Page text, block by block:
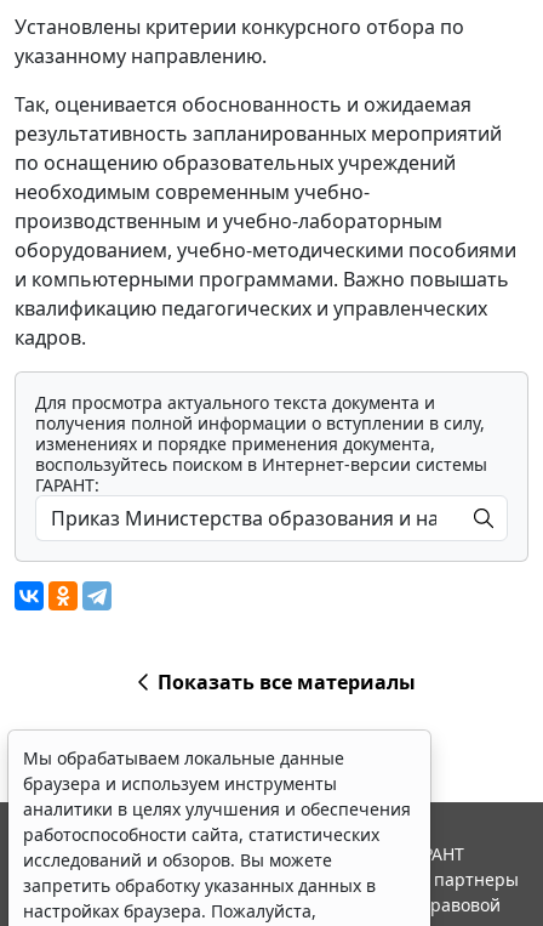
Установлены критерии конкурсного отбора по
указанному направлению.
Так, оценивается обоснованность и ожидаемая
результативность запланированных мероприятий
по оснащению образовательных учреждений
необходимым современным учебно-
производственным и учебно-лабораторным
оборудованием, учебно-методическими пособиями
и компьютерными программами. Важно повышать
квалификацию педагогических и управленческих
кадров.
Для просмотра актуального текста документа и
получения полной информации о вступлении в силу,
изменениях и порядке применения документа,
воспользуйтесь поиском в Интернет-версии системы
ГАРАНТ:
Показать все материалы
Мы обрабатываем локальные данные
браузера и используем инструменты
аналитики в целях улучшения и обеспечения
работоспособности сайта, статистических
исследований и обзоров. Вы можете
запретить обработку указанных данных в
настройках браузера. Пожалуйста,
© ООО "НПП "ГАРАНТ-СЕРВИС", 2026. Система ГАРАНТ
выпускается с 1990 года. Компания "Гарант" и ее партнеры
являются участниками Российской ассоциации правовой